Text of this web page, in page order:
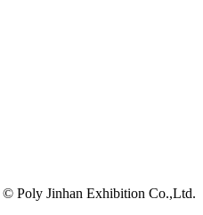
© Poly Jinhan Exhibition Co.,Ltd.